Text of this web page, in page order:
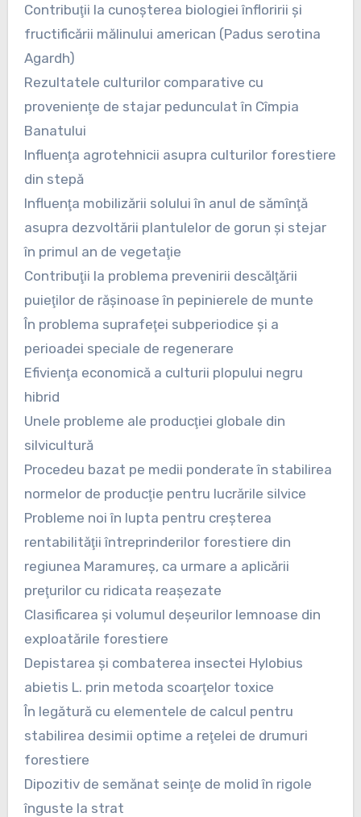
Contribuţii la cunoşterea biologiei înfloririi şi
fructificării mălinului american (Padus serotina
Agardh)
Rezultatele culturilor comparative cu
provenienţe de stajar pedunculat în Cîmpia
Banatului
Influenţa agrotehnicii asupra culturilor forestiere
din stepă
Influenţa mobilizării solului în anul de sămînţă
asupra dezvoltării plantulelor de gorun şi stejar
în primul an de vegetaţie
Contribuţii la problema prevenirii descălţării
puieţilor de răşinoase în pepinierele de munte
În problema suprafeţei subperiodice şi a
perioadei speciale de regenerare
Efivienţa economică a culturii plopului negru
hibrid
Unele probleme ale producţiei globale din
silvicultură
Procedeu bazat pe medii ponderate în stabilirea
normelor de producţie pentru lucrările silvice
Probleme noi în lupta pentru creşterea
rentabilităţii întreprinderilor forestiere din
regiunea Maramureş, ca urmare a aplicării
preţurilor cu ridicata reaşezate
Clasificarea şi volumul deşeurilor lemnoase din
exploatările forestiere
Depistarea şi combaterea insectei Hylobius
abietis L. prin metoda scoarţelor toxice
În legătură cu elementele de calcul pentru
stabilirea desimii optime a reţelei de drumuri
forestiere
Dipozitiv de semănat seinţe de molid în rigole
înguste la strat